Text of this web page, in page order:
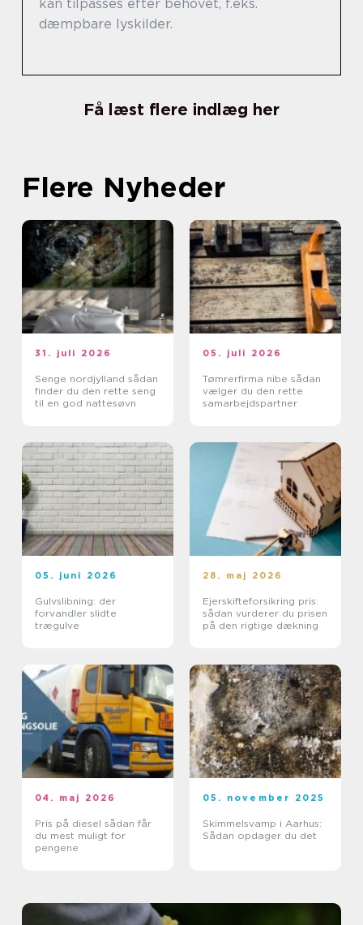
kan tilpasses efter behovet, f.eks.
dæmpbare lyskilder.
Få læst flere indlæg her
Flere Nyheder
31. juli 2026
Senge nordjylland sådan
finder du den rette seng
til en god nattesøvn
05. juli 2026
Tømrerfirma nibe sådan
vælger du den rette
samarbejdspartner
05. juni 2026
Gulvslibning: der
forvandler slidte
trægulve
28. maj 2026
Ejerskifteforsikring pris:
sådan vurderer du prisen
på den rigtige dækning
04. maj 2026
Pris på diesel sådan får
du mest muligt for
pengene
05. november 2025
Skimmelsvamp i Aarhus:
Sådan opdager du det